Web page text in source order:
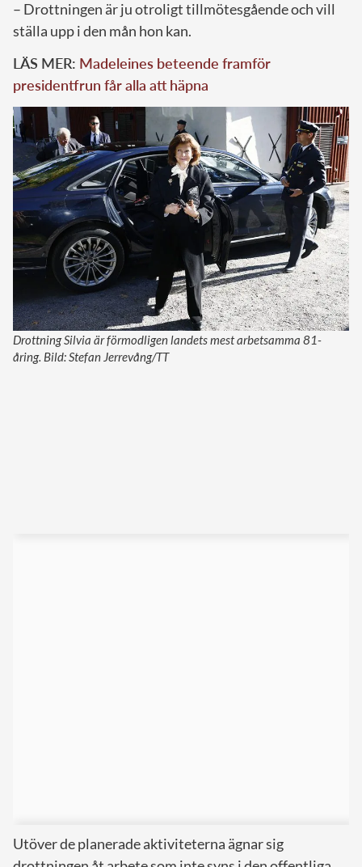
– Drottningen är ju otroligt tillmötesgående och vill
ställa upp i den mån hon kan.
LÄS MER: Madeleines beteende framför
presidentfrun får alla att häpna
Drottning Silvia är förmodligen landets mest arbetsamma 81-
åring. Bild: Stefan Jerrevång/TT
Utöver de planerade aktiviteterna ägnar sig